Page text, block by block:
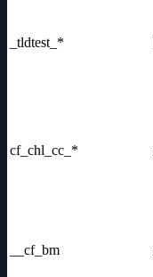
_tldtest_*
cf_chl_cc_*
__cf_bm